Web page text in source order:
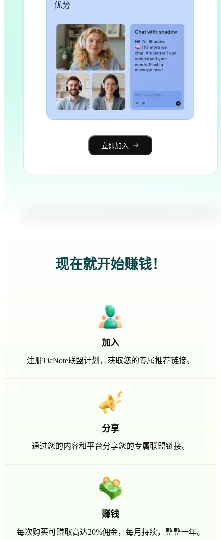
优势
立即加入
现在就开始赚钱！
加入
注册TicNote联盟计划，获取您的专属推荐链接。
分享
通过您的内容和平台分享您的专属联盟链接。
赚钱
每次购买可赚取高达20%佣金，每月持续，整整一年。